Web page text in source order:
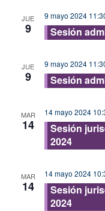
JUE
9
9 mayo 2024
Sesión
JUE
9
9 mayo 2024
Sesión
MAR
14
14 mayo 2024
Sesión
2024
MAR
14
14 mayo 2024
Sesión
2024